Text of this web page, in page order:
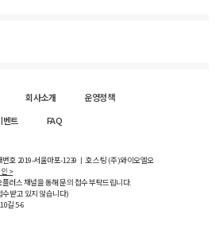
회사소개
운영정책
벤트 FAQ
호 2019-서울마포-1239 ㅣ 호스팅 (주)와이오엘오
>
러스 채널을 통해 문의 접수 부탁드립니다.
수받고 있지 않습니다)
길5-6